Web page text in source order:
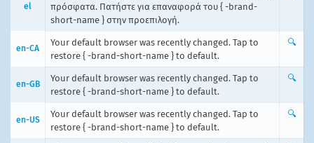
el
πρόσφατα. Πατήστε για επαναφορά του { -brand-
short-name } στην προεπιλογή.
en-CA
Your default browser was recently changed. Tap to
restore { -brand-short-name } to default.
🔍
en-GB
Your default browser was recently changed. Tap to
restore { -brand-short-name } to default.
🔍
en-US
Your default browser was recently changed. Tap to
restore { -brand-short-name } to default.
🔍